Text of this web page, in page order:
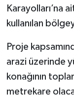
Karayolları’na
kullanılan
Proje
arazi üzerinde
konağının
metrekare